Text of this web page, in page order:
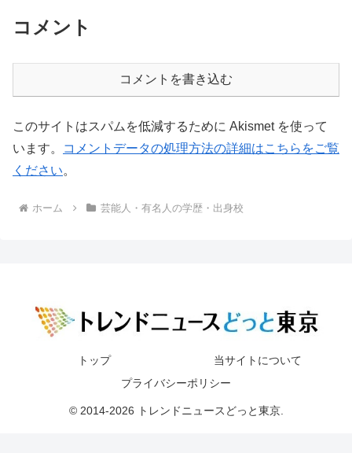
コメント
コメントを書き込む
このサイトはスパムを低減するために Akismet を使って
います。
コメントデータの処理方法の詳細はこちらをご覧
ください。
ホーム 芸能人・有名人の学歴・出身校
トップ
当サイトについて
プライバシーポリシー
© 2014-2026 トレンドニュースどっと東京.